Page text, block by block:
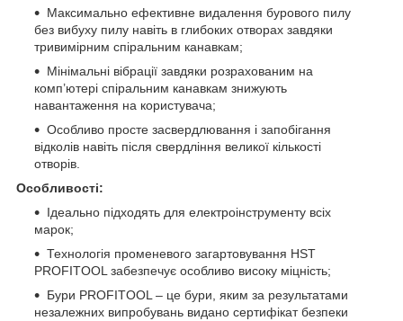
Максимально ефективне видалення бурового пилу
без вибуху пилу навіть в глибоких отворах завдяки
тривимірним спіральним канавкам;
Мінімальні вібрації завдяки розрахованим на
комп’ютері спіральним канавкам знижують
навантаження на користувача;
Особливо просте засвердлювання і запобігання
відколів навіть після свердління великої кількості
отворів.
Особливості:
Ідеально підходять для електроінструменту всіх
марок;
Технологія променевого загартовування HST
PROFITOOL забезпечує особливо високу міцність;
Бури PROFITOOL – це бури, яким за результатами
незалежних випробувань видано сертифікат безпеки